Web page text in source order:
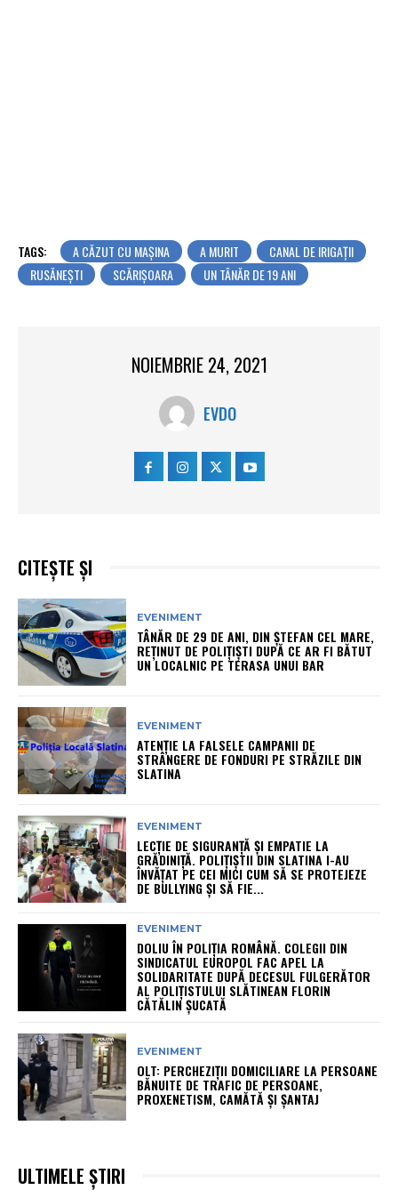
TAGS: A CĂZUT CU MAȘINA A MURIT
CANAL DE IRIGAȚII
RUSĂNEȘTI
SCĂRIŞOARA UN TÂNĂR DE 19 ANI
NOIEMBRIE 24, 2021
EVDO
CITEȘTE ȘI
EVENIMENT
TÂNĂR DE 29 DE ANI, DIN ȘTEFAN CEL MARE,
REȚINUT DE POLIȚIȘTI DUPĂ CE AR FI BĂTUT
UN LOCALNIC PE TERASA UNUI BAR
EVENIMENT
ATENȚIE LA FALSELE CAMPANII DE
STRÂNGERE DE FONDURI PE STRĂZILE DIN
SLATINA
EVENIMENT
LECȚIE DE SIGURANȚĂ ȘI EMPATIE LA
GRĂDINIȚĂ. POLIȚIȘTII DIN SLATINA I-AU
ÎNVĂȚAT PE CEI MICI CUM SĂ SE PROTEJEZE
DE BULLYING ȘI SĂ FIE...
EVENIMENT
DOLIU ÎN POLIȚIA ROMÂNĂ. COLEGII DIN
SINDICATUL EUROPOL FAC APEL LA
SOLIDARITATE DUPĂ DECESUL FULGERĂTOR
AL POLIȚISTULUI SLĂTINEAN FLORIN
CĂTĂLIN ȘUCATĂ
EVENIMENT
OLT: PERCHEZIŢII DOMICILIARE LA PERSOANE
BĂNUITE DE TRAFIC DE PERSOANE,
PROXENETISM, CAMĂTĂ ŞI ŞANTAJ
ULTIMELE ȘTIRI